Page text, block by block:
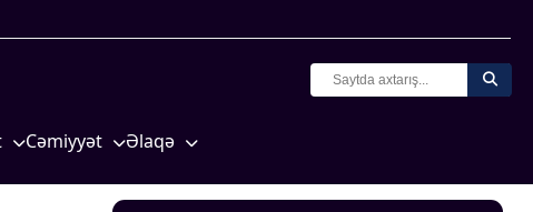
Cəmiyyət Əlaqə